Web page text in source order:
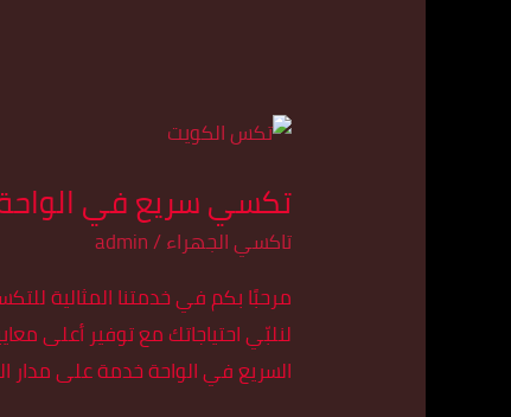
تكسي سريع في
تاكسي الجهراء/
admin
مرحبًا بكم في خدمتنا المثالية
لنلبّي احتياجاتك مع توفير أعلى
السريع في الواحة خدمة على مدار
تكسي
في
الواحة